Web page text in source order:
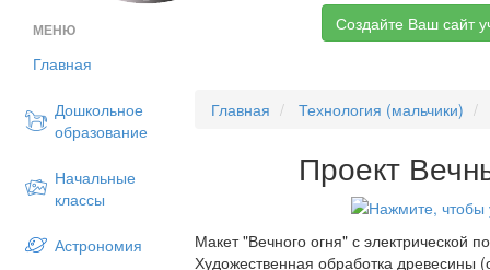
МЕНЮ
Главная
Дошкольное
образование
Начальные
классы
Астрономия
Создайте Ваш сайт
Главная Технология (мальчики)
Проект
Макет "Вечного огня" с электрической
Художественная обработка древесины